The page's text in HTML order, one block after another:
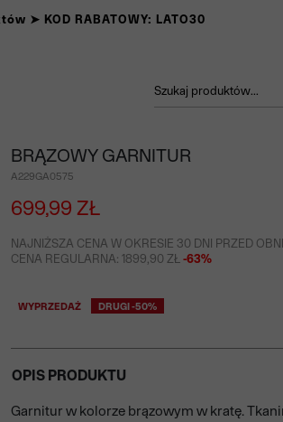
➤ KOD RABATOWY: LATO30
Szukaj produktów...
BRĄZOWY GARNITUR
A229GA0575
699,99 ZŁ
NAJNIŻSZA CENA W OKRESIE 30 DNI PRZED
CENA REGULARNA: 1899,90 ZŁ -63%
WYPRZEDAŻ DRUGI -50%
OPIS PRODUKTU
Garnitur w kolorze brązowym w kratę.